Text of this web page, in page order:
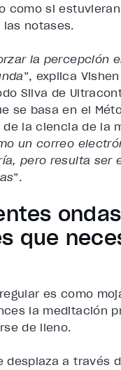
como si estuvieran
las notases.
la percepción
”, explica
Silva de
se basa en el
la ciencia de la
un correo
pero resulta ser
”.
ondas
que
es como
la meditación
de lleno.
desplaza a través